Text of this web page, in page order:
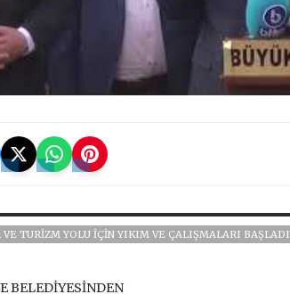
VE TURİZM YOLU İÇİN YIKIM VE ÇALIŞMALARI BAŞLADI
BELEDİYESİNDEN